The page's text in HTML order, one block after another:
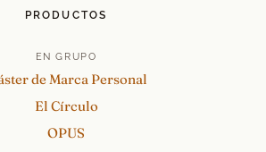
PRODUCTOS
EN GRUPO
de Marca Personal
El Círculo
OPUS